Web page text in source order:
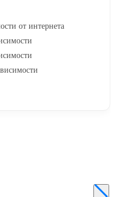
от интернета